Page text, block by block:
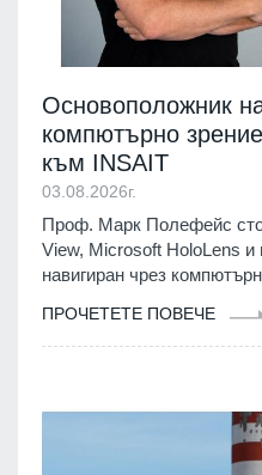
Основоположник
компютърно
към INSAIT
03.08.2026г.
Проф. Марк Полефейс
View, Microsoft HoloLens и
навигиран чрез
ПРОЧЕТЕТЕ ПОВЕЧЕ